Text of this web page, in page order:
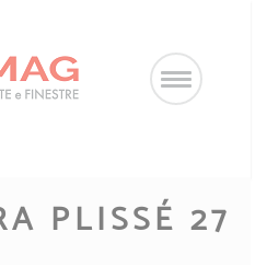
PLISSÉ 27